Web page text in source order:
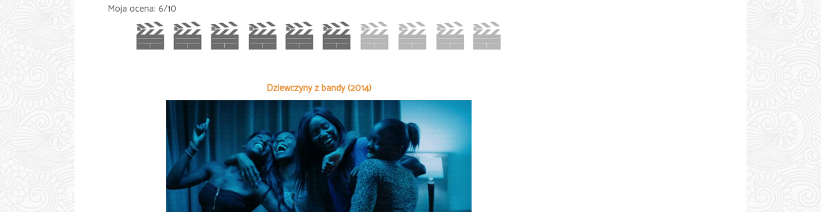
Moja ocena: 6/10
Dziewczyny z bandy (2014)